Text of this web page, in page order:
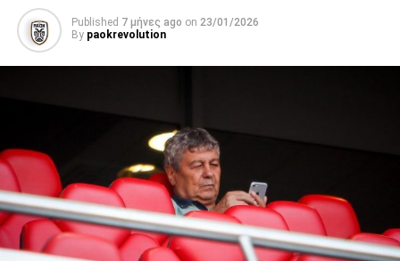
Published 7 μήνες ago on 23/01/2026
By paokrevolution